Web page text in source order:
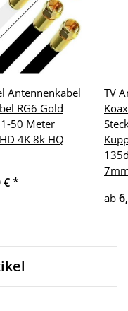
Antennenkabel
RG6 Gold
50 Meter
4K 8k HQ
€*
TV
ab